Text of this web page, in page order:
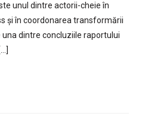
unul dintre actorii-cheie în
și în coordonarea transformării
dintre concluziile raportului